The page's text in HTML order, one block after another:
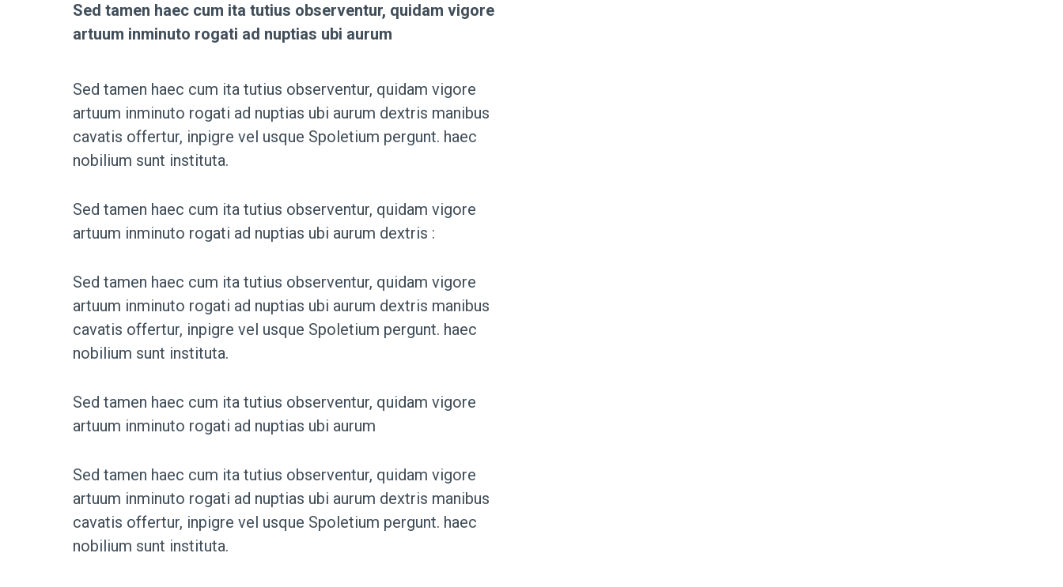
Sed tamen haec cum ita tutius observentur, quidam vigore
artuum inminuto rogati ad nuptias ubi aurum
Sed tamen haec cum ita tutius observentur, quidam vigore
artuum inminuto rogati ad nuptias ubi aurum dextris manibus
cavatis offertur, inpigre vel usque Spoletium pergunt. haec
nobilium sunt instituta.
Sed tamen haec cum ita tutius observentur, quidam vigore
artuum inminuto rogati ad nuptias ubi aurum dextris :
Sed tamen haec cum ita tutius observentur, quidam vigore
artuum inminuto rogati ad nuptias ubi aurum dextris manibus
cavatis offertur, inpigre vel usque Spoletium pergunt. haec
nobilium sunt instituta.
Sed tamen haec cum ita tutius observentur, quidam vigore
artuum inminuto rogati ad nuptias ubi aurum
Sed tamen haec cum ita tutius observentur, quidam vigore
artuum inminuto rogati ad nuptias ubi aurum dextris manibus
cavatis offertur, inpigre vel usque Spoletium pergunt. haec
nobilium sunt instituta.